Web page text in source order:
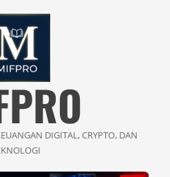
DIGITAL, CRYPTO, DAN